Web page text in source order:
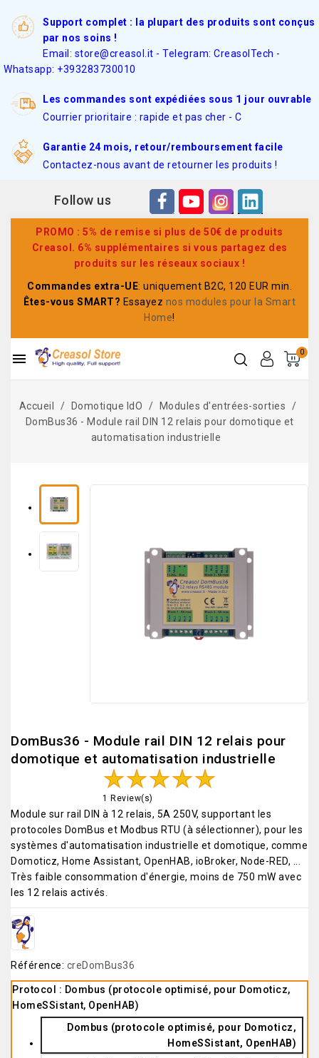
Support complet : la plupart des produits sont conçus
par nos soins !
Email: store@creasol.it - Telegram: CreasolTech -
Whatsapp: +393283730010
Les commandes sont expédiées sous 1 jour ouvrable
Courrier prioritaire : rapide et pas cher - C
Garantie 24 mois, retour/remboursement facile
Contactez-nous avant de retourner les produits !
Follow us
PROMO : 5% de remise si plus de 50€ de produits
Creasol. 6% supplémentaires si vous partagez des
produits sur les réseaux sociaux !
Commandes extra-UE: uniquement B2C, 120 EUR min.
Êtes-vous SMART? Essayez nos modules pour la Smart
Home!
0

Accueil Domotique IdO
Modules d'entrées-sorties
DomBus36 - Module rail DIN 12 relais pour domotique et
automatisation industrielle
DomBus36 - Module rail DIN 12 relais pour
domotique et automatisation industrielle
1 Review(s)
Module sur rail DIN à 12 relais, 5A 250V, supportant les
protocoles DomBus et Modbus RTU (à sélectionner), pour les
systèmes d'automatisation industrielle et domotique, comme
Domoticz, Home Assistant, OpenHAB, ioBroker, Node-RED, ...
Très faible consommation d'énergie, moins de 750 mW avec
les 12 relais activés.
Référence: creDomBus36
Protocol : Dombus (protocole optimisé, pour Domoticz,
HomeSSistant, OpenHAB)
Dombus (protocole optimisé, pour Domoticz,
HomeSSistant, OpenHAB)